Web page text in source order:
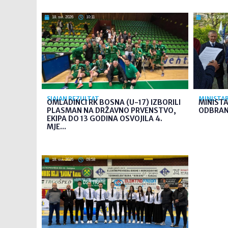
18. svi. 2026 10:11
SJAJAN REZULTAT
OMLADINCI RK BOSNA (U-17) IZBORILI
PLASMAN NA DRŽAVNO PRVENSTVO,
EKIPA DO 13 GODINA OSVOJILA 4.
MJE...
18. svi. 2026
18. svi. 2026 09:58